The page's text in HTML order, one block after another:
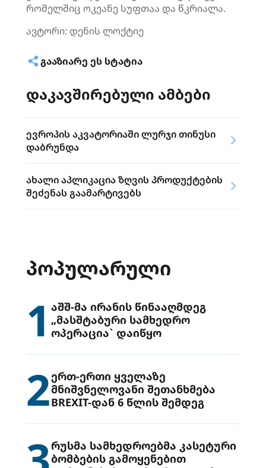
რომელშიც ოკეანე სუფთაა და წკრიალა.
ავტორი: დენის ლოქტიე
ᲒᲐᲐᲖᲘᲐᲠᲔ ᲔᲡ ᲡᲢᲐᲢᲘᲐ
დაკავშირებული ამბები
ევროპის აკვატორიაში ლურჯი თინუსი
დაბრუნდა
ახალი აპლიკაცია ზღვის პროდუქტების
შეძენას გაამარტივებს
ᲞᲝᲞᲣᲚᲐᲠᲣᲚᲘ
1 აშშ-მა ირანის წინააღმდეგ
„მასშტაბური სამხედრო
ოპერაცია` დაიწყო
2ერთ-ერთი ყველაზე
მნიშვნელოვანი შეთანხმება
BREXIT-დან 6 წლის შემდეგ
რუსმა სამხედროებმა კასეტური
ბომბების გამოყენებით